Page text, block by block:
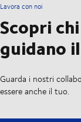
Lavora con noi
Scopri
guidano
Guarda i nostri
essere anche il tuo.